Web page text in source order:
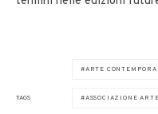
TAGS
ARTE
ASSOCIAZIONE